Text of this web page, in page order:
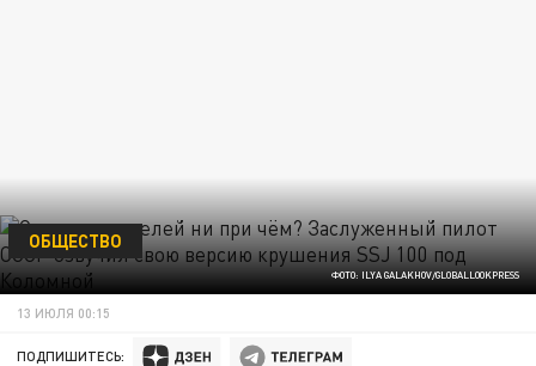
ФОТО: ILYA GALAKHOV/GLOBALLOOKPRESS
ОБЩЕСТВО
13 ИЮЛЯ 00:15
ПОДПИШИТЕСЬ: